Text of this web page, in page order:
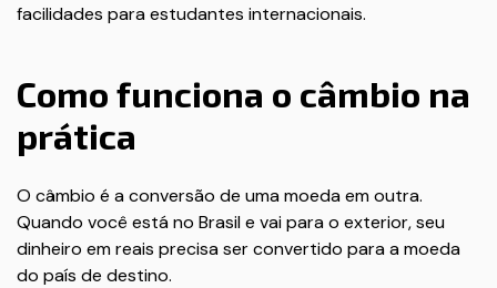
facilidades para estudantes internacionais.
Como funciona o câmbio na
prática
O câmbio é a conversão de uma moeda em outra.
Quando você está no Brasil e vai para o exterior, seu
dinheiro em reais precisa ser convertido para a moeda
do país de destino.